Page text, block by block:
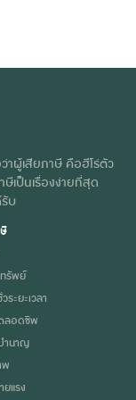
าผู้เสียภาษี คือฮีโร่ตัว
ษีเป็นเรื่องง่ายที่สุด
บ
รัพย์
ระยะเวลา
ลอดชีพ
ำนาญ
พ
ยแรง